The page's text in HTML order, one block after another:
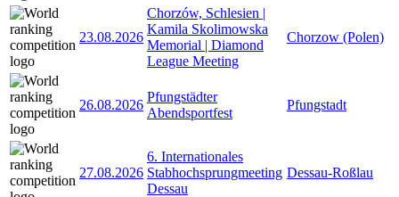
23.08.2026
Chorzów, Schlesien |
Kamila Skolimowska
Memorial | Diamond
League Meeting
Chorzow (Polen)
26.08.2026
Pfungstädter
Abendsportfest
Pfungstadt
27.08.2026
6. Internationales
Stabhochsprungmeeting
Dessau
Dessau-Roßlau